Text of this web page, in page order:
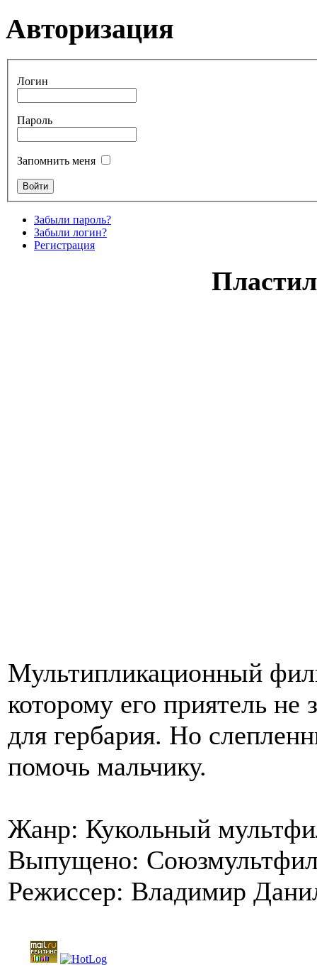
Авторизация
Логин
Пароль
Запомнить меня
Забыли пароль?
Забыли логин?
Регистрация
Мультипликационный
которому его приятель не
для гербария. Но
помочь мальчику.
Жанр: Кукольный
Выпущено:
Режиссер: Владимир